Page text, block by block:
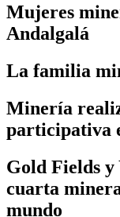
Mujeres
Andalgalá
La familia
Minería
participativa
Gold Fields y
cuarta
mundo